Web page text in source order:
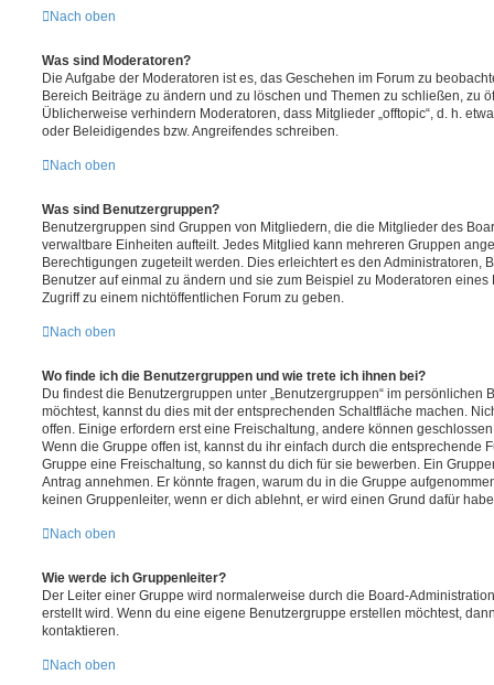
Nach oben
Was sind Moderatoren?
Die Aufgabe der Moderatoren ist es, das Geschehen im Forum zu
Bereich Beiträge zu ändern und zu löschen und Themen zu schließen, zu
Üblicherweise verhindern Moderatoren, dass Mitglieder „offtopic“, d. h.
oder Beleidigendes bzw. Angreifendes schreiben.
Nach oben
Was sind Benutzergruppen?
Benutzergruppen sind Gruppen von Mitgliedern, die die Mitglieder des
verwaltbare Einheiten aufteilt. Jedes Mitglied kann mehreren Gruppen
Berechtigungen zugeteilt werden. Dies erleichtert es den Administratoren,
Benutzer auf einmal zu ändern und sie zum Beispiel zu Moderatoren
Zugriff zu einem nichtöffentlichen Forum zu geben.
Nach oben
Wo finde ich die Benutzergruppen und wie trete ich ihnen bei?
Du findest die Benutzergruppen unter „Benutzergruppen“ im persönlichen
möchtest, kannst du dies mit der entsprechenden Schaltfläche machen.
offen. Einige erfordern erst eine Freischaltung, andere können
Wenn die Gruppe offen ist, kannst du ihr einfach durch die entsprechende
Gruppe eine Freischaltung, so kannst du dich für sie bewerben. Ein
Antrag annehmen. Er könnte fragen, warum du in die Gruppe
keinen Gruppenleiter, wenn er dich ablehnt, er wird einen Grund dafür
Nach oben
Wie werde ich Gruppenleiter?
Der Leiter einer Gruppe wird normalerweise durch die Board-
erstellt wird. Wenn du eine eigene Benutzergruppe erstellen möchtest,
kontaktieren.
Nach oben